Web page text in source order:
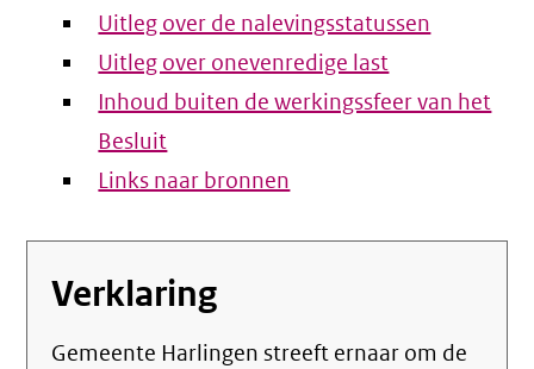
Uitleg over de nalevingsstatussen
Uitleg over onevenredige last
Inhoud buiten de werkingssfeer van het
Besluit
Links naar bronnen
Verklaring
Gemeente Harlingen streeft ernaar om de